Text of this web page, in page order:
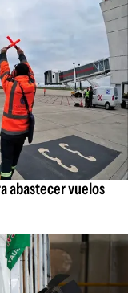
abastecer vuelos